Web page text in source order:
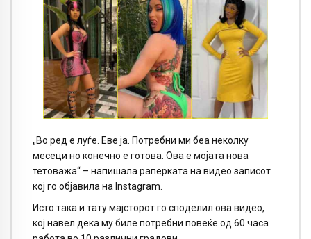
„Во ред е луѓе. Еве ја. Потребни ми беа неколку
месеци но конечно е готова. Ова е мојата нова
тетоважа“ – напишала раперката на видео записот
кој го објавила на Instagram.
Исто така и тату мајсторот го споделил ова видео,
кој навел дека му биле потребни повеќе од 60 часа